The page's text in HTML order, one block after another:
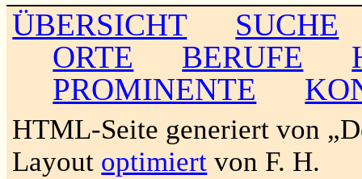
ÜBERSICHT
SUCHE
ORTE
BERUFE
PROMINENTE
HTML-Seite generiert von
Layout optimiert von F. H.